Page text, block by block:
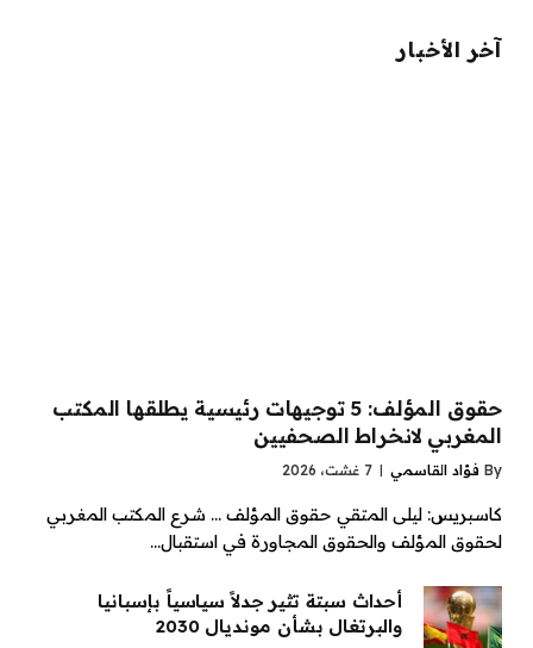
آخر الأخبار
حقوق المؤلف: 5 توجيهات رئيسية يطلقها المكتب
المغربي لانخراط الصحفيين
By فؤاد القاسمي 7 غشت، 2026
كاسبريس: ليلى المتقي حقوق المؤلف … شرع المكتب المغربي
لحقوق المؤلف والحقوق المجاورة في استقبال…
أحداث سبتة تثير جدلاً سياسياً بإسبانيا
والبرتغال بشأن مونديال 2030